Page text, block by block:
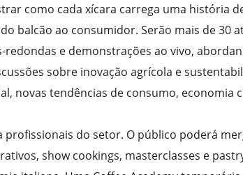
como cada xícara carrega uma história
balcão ao consumidor. Serão mais de 30
redondas e demonstrações ao vivo,
sobre inovação agrícola e
novas tendências de consumo, economia
profissionais do setor. O público poderá
show cookings, masterclasses e